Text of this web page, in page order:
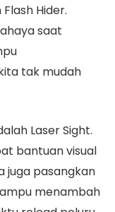
Hider.
saat
tak mudah
Laser Sight.
bantuan visual
juga pasangkan
menambah